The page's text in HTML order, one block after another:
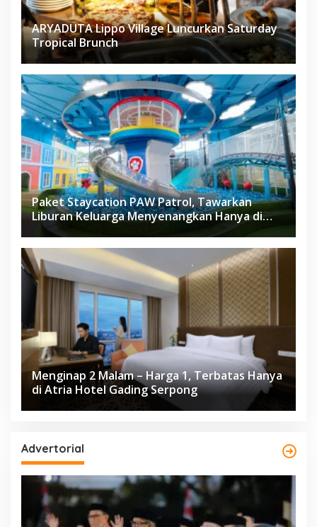
ARYADUTA Lippo Village Luncurkan Saturday
Tropical Brunch
Paket Staycation PAW Patrol, Tawarkan
Liburan Keluarga Menyenangkan Hanya di
Herloom Hotel BSD
Menginap 2 Malam – Harga 1, Terbatas Hanya
di Atria Hotel Gading Serpong
Advertorial